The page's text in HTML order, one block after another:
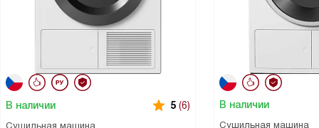
В наличии 5 (6)
Сушильная машина
В наличии
Сушильная машина